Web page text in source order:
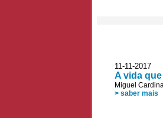
11-11-2017
A vida
Miguel
> saber mais